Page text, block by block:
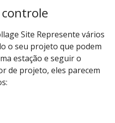
Site Represente vários
o seu projeto que podem
estação e seguir o
de projeto, eles parecem